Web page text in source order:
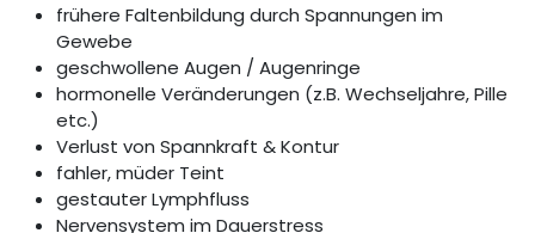
frühere Faltenbildung durch Spannungen im
Gewebe
geschwollene Augen / Augenringe
hormonelle Veränderungen (z.B. Wechseljahre, Pille
etc.)
Verlust von Spannkraft & Kontur
fahler, müder Teint
gestauter Lymphfluss
Nervensystem im Dauerstress